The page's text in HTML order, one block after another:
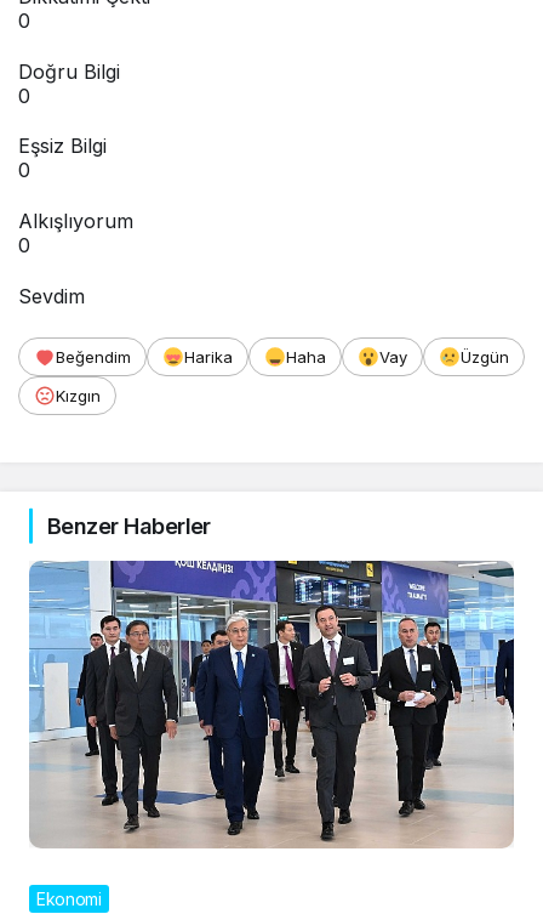
0
Doğru Bilgi
0
Eşsiz Bilgi
0
Alkışlıyorum
0
Sevdim
Beğendim Harika Haha Vay
Üzgün
Kızgın
Benzer Haberler
Ekonomi